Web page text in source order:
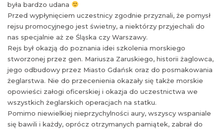
była bardzo udana
Przed wypłynięciem uczestnicy zgodnie przyznali, że pomysł
rejsu promocyjnego jest świetny, a niektórzy przyjechali do
nas specjalnie aż ze Śląska czy Warszawy.
Rejs był okazją do poznania idei szkolenia morskiego
stworzonej przez gen. Mariusza Zaruskiego, historii żaglowca,
jego odbudowy przez Miasto Gdańsk oraz do posmakowania
żeglarstwa. Nie do przecenienia okazały się także morskie
opowieści załogi oficerskiej i okazja do uczestnictwa we
wszystkich żeglarskich operacjach na statku.
Pomimo niewielkiej nieprzychylności aury, wszyscy wspaniale
się bawili i każdy, oprócz otrzymanych pamiątek, zabrał do